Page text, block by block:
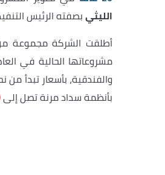
الليثيبصفته الرئيس
أطلقت الشركة مجموعة
مشروعاتها الحالية في
والفندقية، بأسعار تبدأ من
بأنظمة سداد مرنة تصل إلى